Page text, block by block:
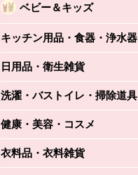
ベビー＆キッズ
キッチン用品・食器・浄水器
日用品・衛生雑貨
洗濯・バストイレ・掃除道具
健康・美容・コスメ
衣料品・衣料雑貨